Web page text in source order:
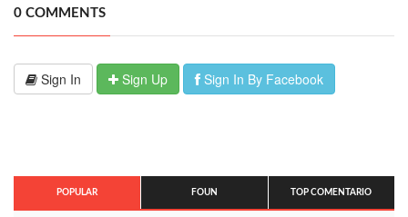
0 COMMENTS
Sign In Sign Up Sign In By Facebook
POPULAR FOUN TOP COMENTARIO